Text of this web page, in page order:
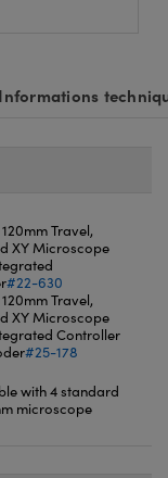
Informations
Travel,
XY Microscope
#22-630
Travel,
XY Microscope
Controller
#25-178
with 4 standard
microscope